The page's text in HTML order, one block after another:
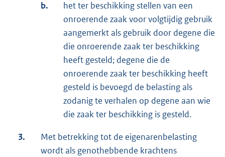
b.
het ter beschikking stellen van een
onroerende zaak voor volgtijdig gebruik
aangemerkt als gebruik door degene die
die onroerende zaak ter beschikking
heeft gesteld; degene die de
onroerende zaak ter beschikking heeft
gesteld is bevoegd de belasting als
zodanig te verhalen op degene aan wie
die zaak ter beschikking is gesteld.
3.
Met betrekking tot de eigenarenbelasting
wordt als genothebbende krachtens